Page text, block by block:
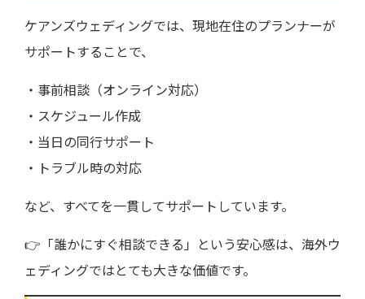
ケアンズウェディングでは、現地在住のプランナーが
サポートすることで、
・事前相談（オンライン対応）
・スケジュール作成
・当日の同行サポート
・トラブル時の対応
など、すべてを一貫してサポートしています。
👉「誰かにすぐ相談できる」という安心感は、海外ウ
ェディングではとても大きな価値です。